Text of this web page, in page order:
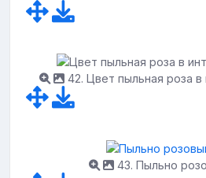
42. Цвет пыльная роза в
43. Пыльно